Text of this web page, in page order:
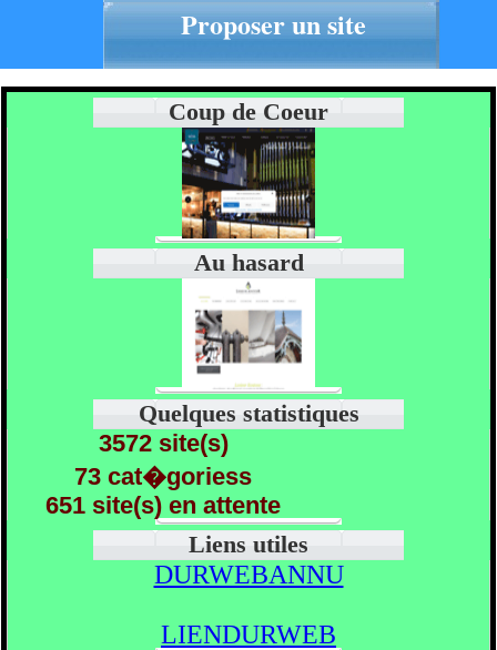
Proposer un site
Coup de Coeur
Au hasard
Quelques statistiques
3572 site(s)
73 cat�goriess
651 site(s) en attente
Liens utiles
DURWEBANNU
LIENDURWEB